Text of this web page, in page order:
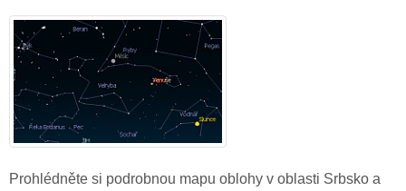
Prohlédněte si podrobnou mapu oblohy v oblasti Srbsko a